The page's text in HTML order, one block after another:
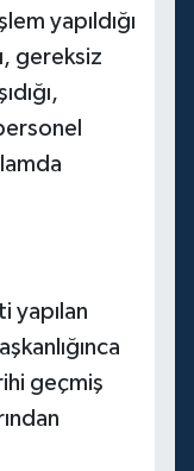
yapıldığı
gereksiz
yapılan
geçmiş